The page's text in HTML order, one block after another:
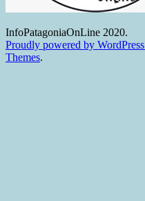
InfoPatagoniaOnLine 2020.
Proudly powered by WordPress
Themes.